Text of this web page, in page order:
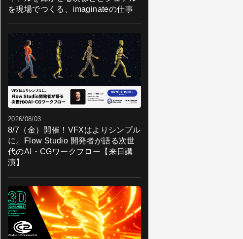
を現場でつくる、imaginateの仕事
2026/08/03
8/7（金）開催！VFXはよりシンプル
に。Flow Studio 開発者が語る次世
代のAI・CGワークフロー【来日講
演】